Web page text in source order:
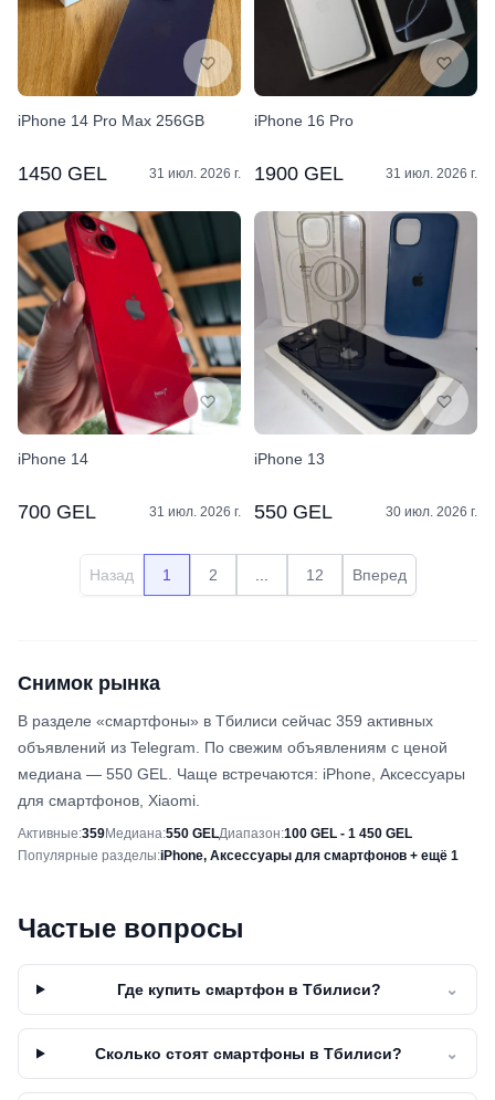
iPhone 14 Pro Max 256GB
1450 GEL 31 июл. 2026 г.
iPhone 16 Pro
1900 GEL 31 июл. 2026 г.
iPhone 14
700 GEL 31 июл. 2026 г.
iPhone 13
550 GEL 30 июл. 2026 г.
Назад 1 2 12 Вперед
Снимок рынка
В разделе «смартфоны» в Тбилиси сейчас 359 активных
объявлений из Telegram. По свежим объявлениям с ценой
медиана — 550 GEL. Чаще встречаются: iPhone, Аксессуары
для смартфонов, Xiaomi.
Снимок рынка
Активные:359Медиана:550 GELДиапазон:100 GEL - 1 450 GEL
Популярные разделы:iPhone, Аксессуары для смартфонов + ещё 1
Частые вопросы
Где купить смартфон в Тбилиси? ⌄
Сколько стоят смартфоны в Тбилиси? ⌄